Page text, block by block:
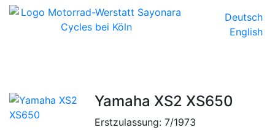
Deutsch
English
Yamaha XS2 XS650
Erstzulassung: 7/1973